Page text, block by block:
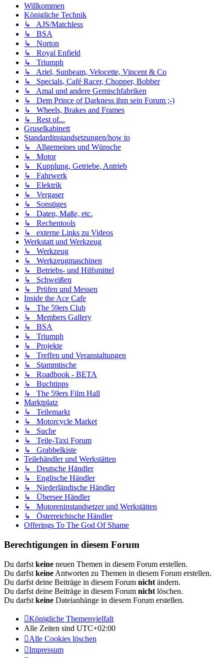
Willkommen
Königliche Technik
↳ AJS/Matchless
↳ BSA
↳ Norton
↳ Royal Enfield
↳ Triumph
↳ Ariel, Sunbeam, Velocette, Vincent & Co
↳ Specials, Café Racer, Chopper, Bobber
↳ Amal und andere Gemischfabriken
↳ Dem Prince of Darkness ihm sein Forum ;-)
↳ Wheels, Brakes and Frames
↳ Rest of...
Gruselkabinett
Standardinstandsetzungen/how to
↳ Allgemeines und Wünsche
↳ Motor
↳ Kupplung, Getriebe, Antrieb
↳ Fahrwerk
↳ Elektrik
↳ Vergaser
↳ Sonstiges
↳ Daten, Maße, etc.
↳ Rechentools
↳ externe Links zu Videos
Werkstatt und Werkzeug
↳ Werkzeug
↳ Werkzeugmaschinen
↳ Betriebs- und Hilfsmittel
↳ Schweißen
↳ Prüfen und Messen
Inside the Ace Cafe
↳ The 59ers Club
↳ Members Gallery
↳ BSA
↳ Triumph
↳ Projekte
↳ Treffen und Veranstaltungen
↳ Stammtische
↳ Roadbook - BETA
↳ Buchtipps
↳ The 59ers Film Hall
Marktplatz
↳ Teilemarkt
↳ Motorcycle Market
↳ Suche
↳ Teile-Taxi Forum
↳ Grabbelkiste
Teilehändler und Werkstätten
↳ Deutsche Händler
↳ Englische Händler
↳ Niederländische Händler
↳ Übersee Händler
↳ Motoreninstandsetzer und Werkstätten
↳ Österreichische Händler
Offerings To The God Of Shame
Berechtigungen in diesem Forum
Du darfst keine neuen Themen in diesem Forum erstellen.
Du darfst keine Antworten zu Themen in diesem Forum erstellen.
Du darfst deine Beiträge in diesem Forum nicht ändern.
Du darfst deine Beiträge in diesem Forum nicht löschen.
Du darfst keine Dateianhänge in diesem Forum erstellen.
Königliche Themenvielfalt
Alle Zeiten sind UTC+02:00
Alle Cookies löschen
Impressum